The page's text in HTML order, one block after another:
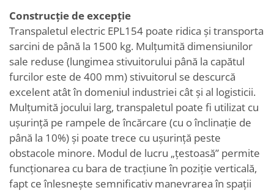
Construcție de excepție
Transpaletul electric EPL154 poate ridica și transporta
sarcini de până la 1500 kg. Mulțumită dimensiunilor
sale reduse (lungimea stivuitorului până la capătul
furcilor este de 400 mm) stivuitorul se descurcă
excelent atât în domeniul industriei cât și al logisticii.
Mulțumită jocului larg, transpaletul poate fi utilizat cu
ușurință pe rampele de încărcare (cu o înclinație de
până la 10%) și poate trece cu ușurință peste
obstacole minore. Modul de lucru „țestoasă” permite
funcționarea cu bara de tracțiune în poziție verticală,
fapt ce înlesnește semnificativ manevrarea în spații